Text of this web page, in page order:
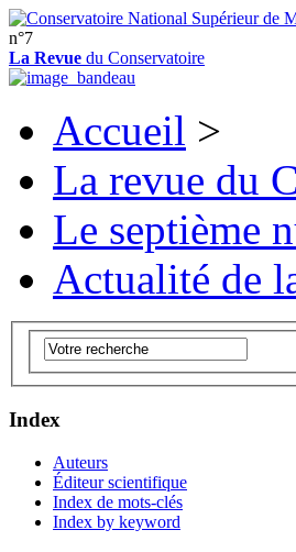
n°7
La Revue du Conservatoire
Accueil >
La revue du
Le septième
Actualité de
Index
Auteurs
Éditeur scientifique
Index de mots-clés
Index by keyword